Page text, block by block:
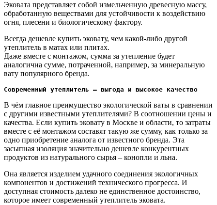
Эковата представляет собой измельченную древесную массу,
обработанную веществами для устойчивости к воздействию
огня, плесени и биологическому фактору.
Всегда дешевле купить эковату, чем какой-либо другой
утеплитель в матах или плитах.
Даже вместе с монтажом, сумма за утепление будет
аналогична сумме, потраченной, например, за минеральную
вату популярного бренда.
Современный утеплитель – выгода и высокое качество
В чём главное преимущество экологической ваты в сравнении
с другими известными утеплителями? В соотношении цены и
качества. Если купить эковату в Москве и области, то затраты
вместе с её монтажом составят такую же сумму, как только за
одно приобретение аналога от известного бренда. Эта
засыпная изоляция значительно дешевле конкурентных
продуктов из натурального сырья – конопли и льна.
Она является изделием удачного соединения экологичных
компонентов и достижений технического прогресса. И
доступная стоимость далеко не единственное достоинство,
которое имеет современный утеплитель эковата.